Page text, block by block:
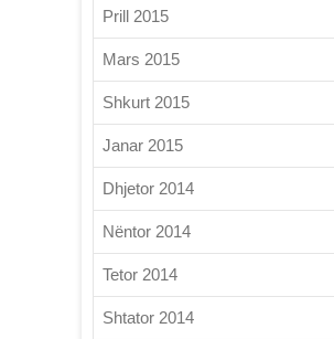
Prill 2015
Mars 2015
Shkurt 2015
Janar 2015
Dhjetor 2014
Nëntor 2014
Tetor 2014
Shtator 2014